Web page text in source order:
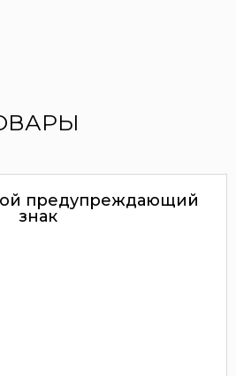
предупреждающий
знак